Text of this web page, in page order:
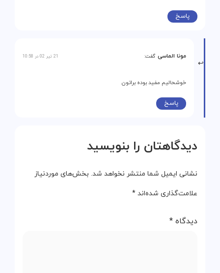
پاسخ
مونا الماسی گفت: 21 تیر 02 در 10:58
خوشحالیم مفید بوده براتون
پاسخ
دیدگاهتان را بنویسید
نشانی ایمیل شما منتشر نخواهد شد. بخش‌های موردنیاز
علامت‌گذاری شده‌اند *
دیدگاه *